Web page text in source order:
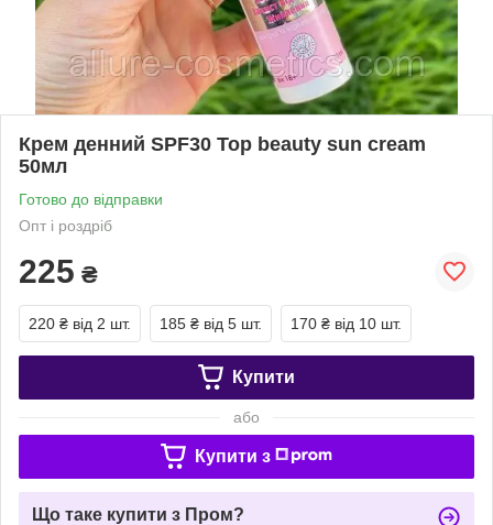
Крем денний SPF30 Top beauty sun cream
50мл
Готово до відправки
Опт і роздріб
225 ₴
220 ₴ від 2 шт. 185 ₴ від 5 шт. 170 ₴ від 10 шт.
Купити
або
Купити з
Що таке купити з Пром?